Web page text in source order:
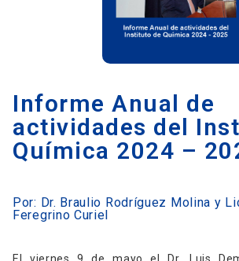
Informe Anual de
actividades del
Química 2024 –
Por: Dr. Braulio Rodríguez Molina y
Feregrino Curiel